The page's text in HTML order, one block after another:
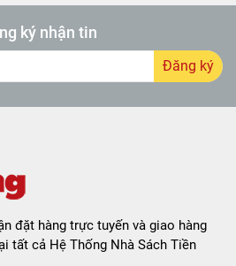
ký nhận tin
Đăng ký
đặt hàng trực tuyến và giao hàng
tất cả Hệ Thống Nhà Sách Tiền